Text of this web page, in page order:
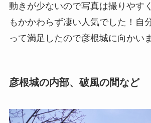
動きが少ないので写真は撮りやす
もかかわらず凄い人気でした！自
って満足したので彦根城に向かい
彦根城の内部、破風の間など